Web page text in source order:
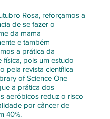
Rosa, reforçamos a
de se fazer o
da mama
e também
a prática da
física, pois um estudo
pela revista científica
of Science One
a prática dos
aeróbicos reduz o risco
por câncer de
40%.